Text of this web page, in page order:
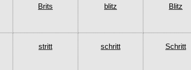
Brits blitz Blitz
stritt schritt Schritt